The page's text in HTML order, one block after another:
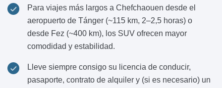
Para viajes más largos a Chefchaouen desde el
aeropuerto de Tánger (~115 km, 2–2,5 horas) o
desde Fez (~400 km), los SUV ofrecen mayor
comodidad y estabilidad.
Lleve siempre consigo su licencia de conducir,
pasaporte, contrato de alquiler y (si es necesario) un